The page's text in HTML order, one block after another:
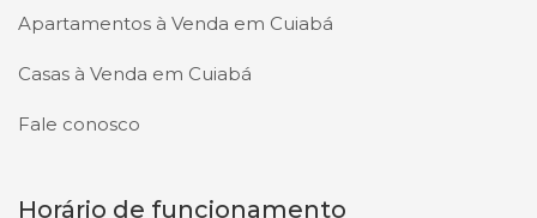
Apartamentos à Venda em Cuiabá
Casas à Venda em Cuiabá
Fale conosco
Horário de funcionamento